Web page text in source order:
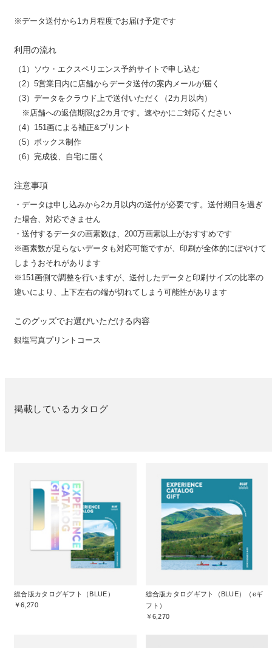
※データ送付から1カ月程度でお届け予定です
利用の流れ
（1）ソウ・エクスペリエンス予約サイトで申し込む
（2）5営業日内に店舗からデータ送付の案内メールが届く
（3）データをクラウド上で送付いただく（2カ月以内）
※店舗への返信期限は2カ月です。速やかにご対応ください
（4）151画による補正&プリント
（5）ボックス制作
（6）完成後、自宅に届く
注意事項
・データは申し込みから2カ月以内の送付が必要です。送付期日を過ぎ
た場合、対応できません
・送付するデータの画素数は、200万画素以上がおすすめです
※画素数が足らないデータも対応可能ですが、印刷が全体的にぼやけて
しまうおそれがあります
※151画側で調整を行いますが、送付したデータと印刷サイズの比率の
違いにより、上下左右の端が切れてしまう可能性があります
このグッズでお選びいただける内容
銀塩写真プリントコース
掲載しているカタログ
総合版カタログギフト（BLUE）
￥6,270
総合版カタログギフト（BLUE）（eギ
フト）
￥6,270